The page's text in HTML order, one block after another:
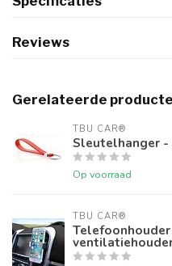
Reviews
Gerelateerde
TBU CAR®
Sleutelhanger -
Op voorraad
TBU CAR®